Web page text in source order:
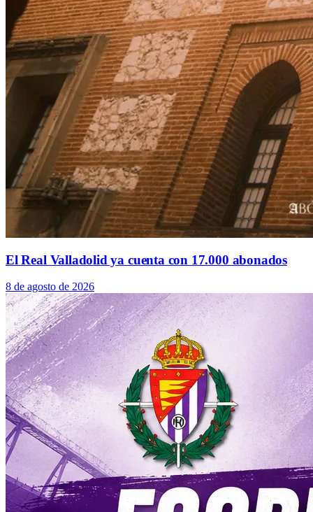
El Real Valladolid ya cuenta con 17.000 abonados
8 de agosto de 2026